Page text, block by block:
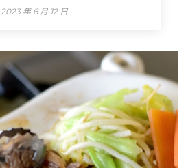
2023 年 6 月 12 日